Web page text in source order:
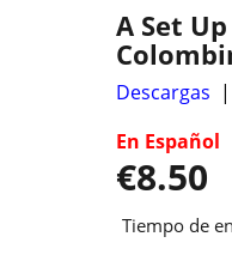
A Set
Descargas
En Español
€8.50
Tiempo de